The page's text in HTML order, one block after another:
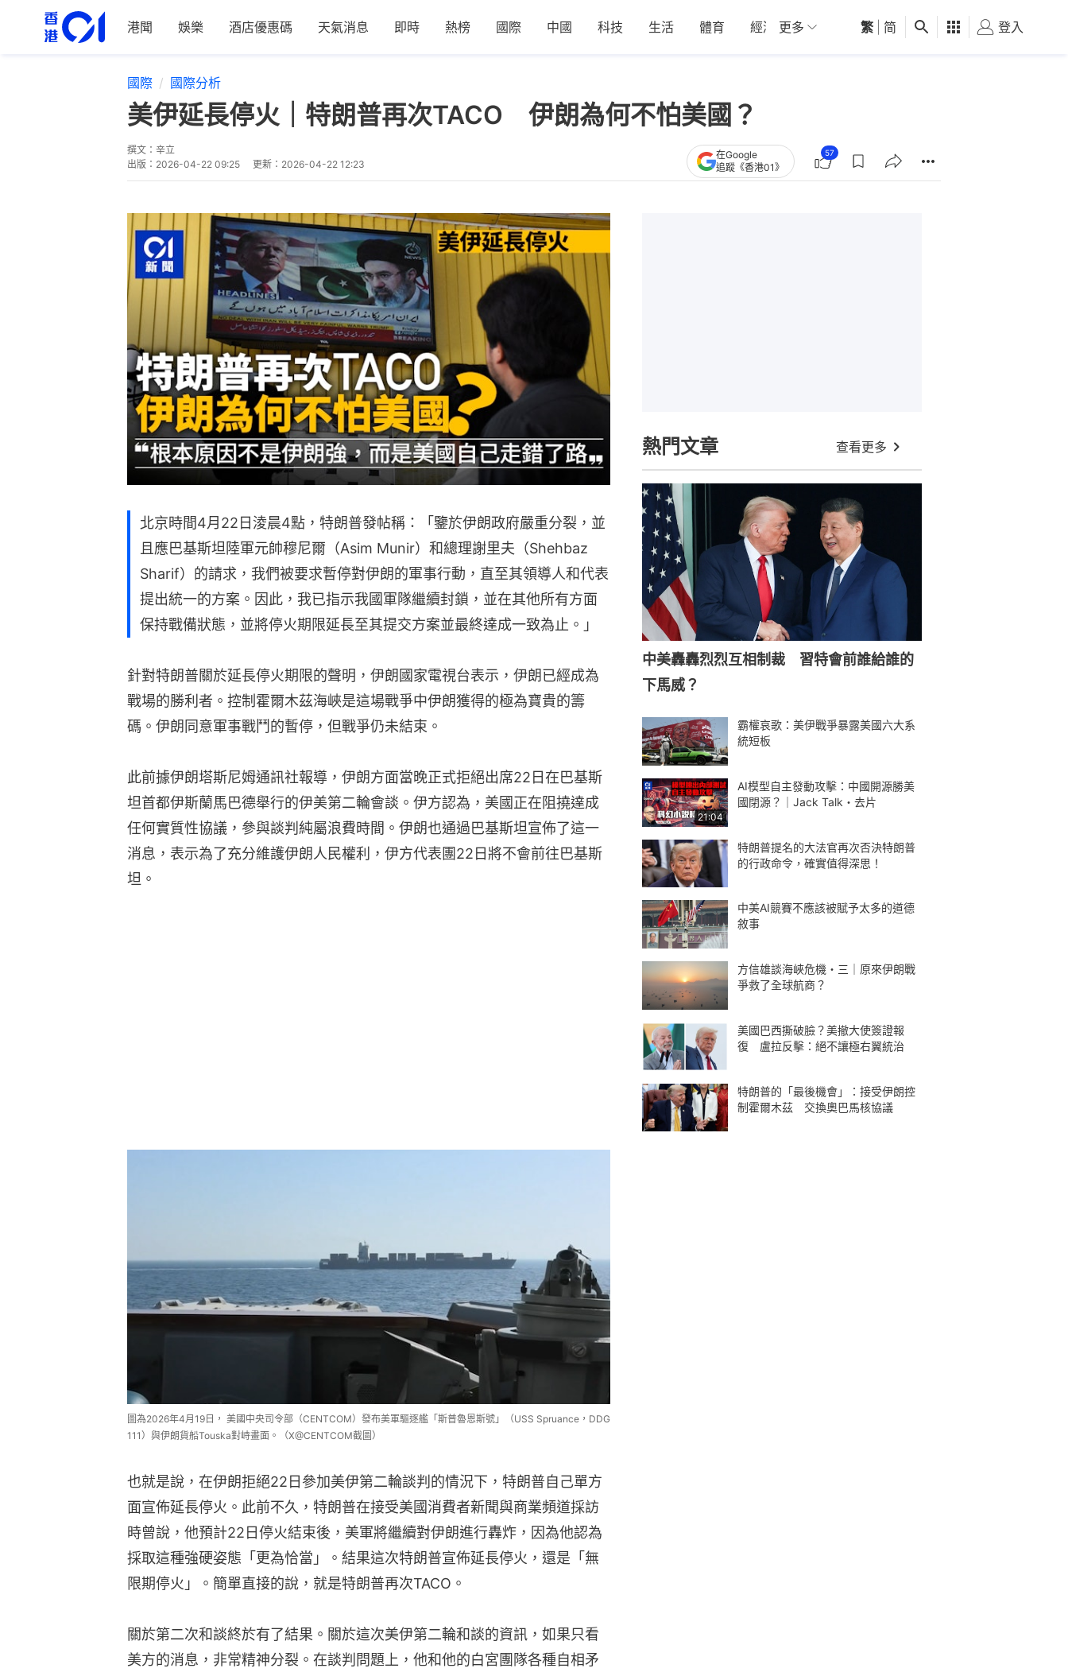
港聞 娛樂 酒店優惠碼 天氣消息 即時 熱榜 國際 中國 科技 生活 體育 經濟 01深圳 觀點 健康 好食玩飛
更多 繁 简 登入
國際 國際分析
美伊延長停火｜特朗普再次TACO 伊朗為何不怕美國？
撰文： 辛立
出版： 2026-04-22 09:25 更新： 2026-04-22 12:23
在Google
追蹤《香港01》
57
北京時間4月22日淩晨4點，特朗普發帖稱：「鑒於伊朗政府嚴重分裂，並
且應巴基斯坦陸軍元帥穆尼爾（Asim Munir）和總理謝里夫（Shehbaz
Sharif）的請求，我們被要求暫停對伊朗的軍事行動，直至其領導人和代表
提出統一的方案。因此，我已指示我國軍隊繼續封鎖，並在其他所有方面
保持戰備狀態，並將停火期限延長至其提交方案並最終達成一致為止。」
針對特朗普關於延長停火期限的聲明，伊朗國家電視台表示，伊朗已經成為
戰場的勝利者。控制霍爾木茲海峽是這場戰爭中伊朗獲得的極為寶貴的籌
碼。伊朗同意軍事戰鬥的暫停，但戰爭仍未結束。
此前據伊朗塔斯尼姆通訊社報導，伊朗方面當晚正式拒絕出席22日在巴基斯
坦首都伊斯蘭馬巴德舉行的伊美第二輪會談。伊方認為，美國正在阻撓達成
任何實質性協議，參與談判純屬浪費時間。伊朗也通過巴基斯坦宣佈了這一
消息，表示為了充分維護伊朗人民權利，伊方代表團22日將不會前往巴基斯
坦。
圖為2026年4月19日， 美國中央司令部（CENTCOM）發布美軍驅逐艦「斯普魯恩斯號」（USS Spruance，DDG
111）與伊朗貨船Touska對峙畫面。（X@CENTCOM截圖）
也就是說，在伊朗拒絕22日參加美伊第二輪談判的情況下，特朗普自己單方
面宣佈延長停火。此前不久，特朗普在接受美國消費者新聞與商業頻道採訪
時曾說，他預計22日停火結束後，美軍將繼續對伊朗進行轟炸，因為他認為
採取這種強硬姿態「更為恰當」。結果這次特朗普宣佈延長停火，還是「無
限期停火」。簡單直接的說，就是特朗普再次TACO。
關於第二次和談終於有了結果。關於這次美伊第二輪和談的資訊，如果只看
美方的消息，非常精神分裂。在談判問題上，他和他的白宮團隊各種自相矛
熱門文章 查看更多
中美轟轟烈烈互相制裁 習特會前誰給誰的
下馬威？
霸權哀歌：美伊戰爭暴露美國六大系
統短板
21:04
AI模型自主發動攻擊：中國開源勝美
國閉源？｜Jack Talk・去片
特朗普提名的大法官再次否決特朗普
的行政命令，確實值得深思！
中美AI競賽不應該被賦予太多的道德
敘事
方信雄談海峽危機・三｜原來伊朗戰
爭救了全球航商？
美國巴西撕破臉？美撤大使簽證報
復 盧拉反擊：絕不讓極右翼統治
特朗普的「最後機會」：接受伊朗控
制霍爾木茲 交換奧巴馬核協議